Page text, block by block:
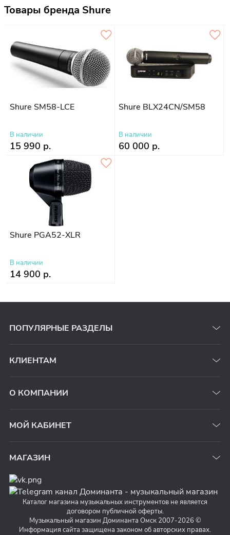
Товары бренда Shure
Shure SM58-LCE
В наличии
15 990 р.
Shure BLX24CN/SM58
В наличии
60 000 р.
Shure PGA52-XLR
В наличии
14 900 р.
ПОПУЛЯРНЫЕ РАЗДЕЛЫ
КЛИЕНТАМ
О КОМПАНИИ
МОЙ КАБИНЕТ
МАГАЗИН
Каталог магазина музыкальных инструментов не является
договором публичной оферты.
Музыкальный магазин Доминанта Омск 2007-2026 ©
Информация сайта защищена законом об авторских правах.